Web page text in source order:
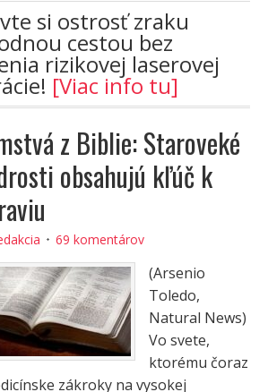
si ostrosť zraku
cestou bez
rizikovej laserovej
[Viac info tu]
z Biblie: Staroveké
obsahujú kľúč k
69 komentárov
(Arsenio
Toledo,
Natural News)
Vo svete,
ktorému čoraz
zákroky na vysokej